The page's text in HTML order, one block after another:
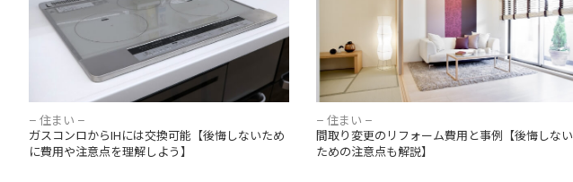
– 住まい –
ガスコンロからIHには交換可能【後悔しないため
に費用や注意点を理解しよう】
– 住まい –
間取り変更のリフォーム費用と事例【後悔しない
ための注意点も解説】